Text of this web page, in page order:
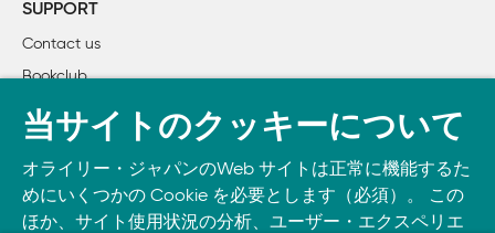
SUPPORT
Contact us
Bookclub
書籍注文
Take O’Reilly with you and learn anywhere, anytime on your
phone
and tablet.
当サイトのクッキーについて
オライリー・ジャパンのWeb サイトは正常に機能するた
めにいくつかの Cookie を必要とします（必須）。 この
ほか、サイト使用状況の分析、ユーザー・エクスペリエ